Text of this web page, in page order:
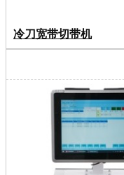
冷刀宽带切带机